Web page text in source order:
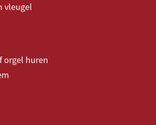
vleugel
orgel huren